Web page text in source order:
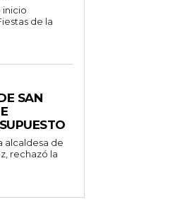
de la
SAN
rechazó la